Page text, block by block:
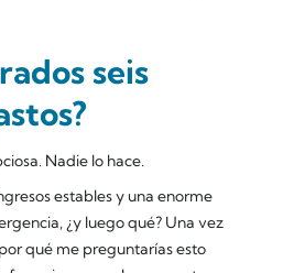
seis
Nadie lo hace.
estables y una enorme
¿y luego qué? Una vez
qué me preguntarías esto